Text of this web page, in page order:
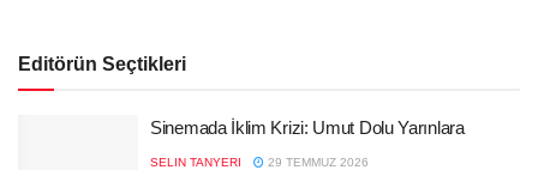
Editörün Seçtikleri
Sinemada İklim Krizi: Umut Dolu Yarınlara
SELIN TANYERI 29 TEMMUZ 2026